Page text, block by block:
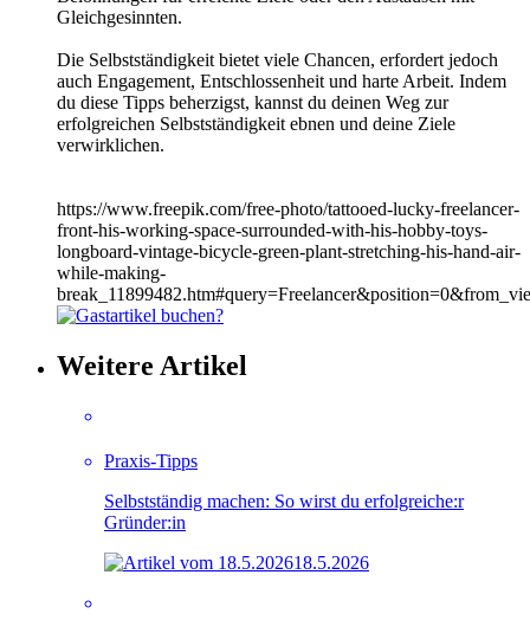
Gleichgesinnten.
Die Selbstständigkeit bietet viele Chancen, erfordert jedoch
auch Engagement, Entschlossenheit und harte Arbeit. Indem
du diese Tipps beherzigst, kannst du deinen Weg zur
erfolgreichen Selbstständigkeit ebnen und deine Ziele
verwirklichen.
https://www.freepik.com/free-photo/tattooed-lucky-freelancer-
front-his-working-space-surrounded-with-his-hobby-toys-
longboard-vintage-bicycle-green-plant-stretching-his-hand-air-
while-making-
Weitere Artikel
Praxis-Tipps
Selbstständig machen: So wirst du erfolgreiche:r
Gründer:in
18.5.2026